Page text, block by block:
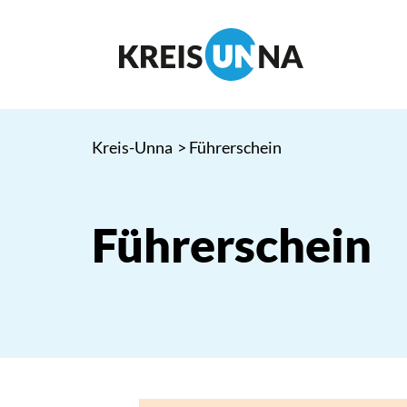
Kreis-Unna > Führerschein
Führerschein